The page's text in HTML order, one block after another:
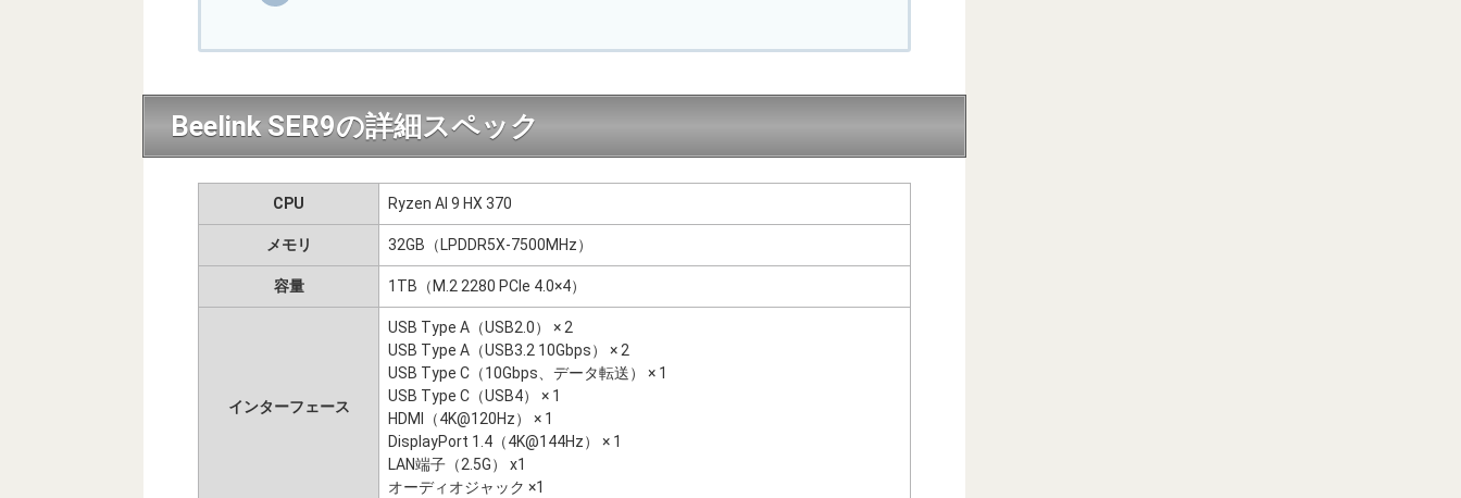
Beelink SER9の詳細スペック
CPU Ryzen AI 9 HX 370
メモリ 32GB（LPDDR5X-7500MHz）
容量 1TB（M.2 2280 PCIe 4.0×4）
インターフェース
USB Type A（USB2.0） × 2
USB Type A（USB3.2 10Gbps） × 2
USB Type C（10Gbps、データ転送） × 1
USB Type C（USB4） × 1
HDMI（4K@120Hz） × 1
DisplayPort 1.4（4K@144Hz） × 1
LAN端子（2.5G） x1
オーディオジャック ×1